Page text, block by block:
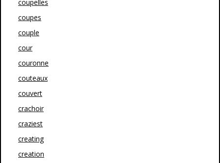
coupelles
coupes
couple
cour
couronne
couteaux
couvert
crachoir
craziest
creating
creation